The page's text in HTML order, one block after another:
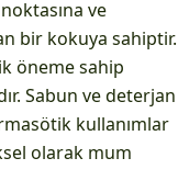
ve
bir kokuya sahiptir.
öneme sahip
Sabun ve deterjan
kullanımlar
olarak mum